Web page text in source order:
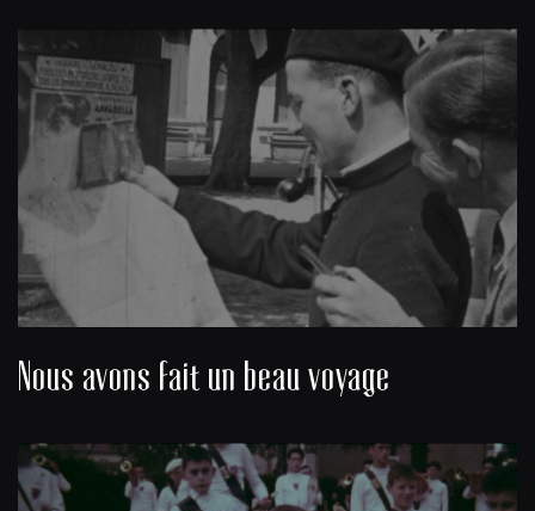
Nous avons fait un beau voyage